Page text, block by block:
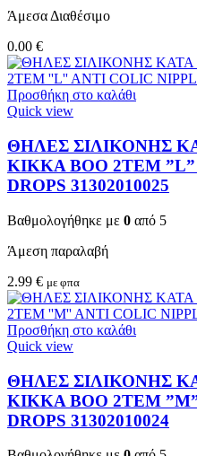
Άμεσα Διαθέσιμο
0.00 €
Προσθήκη στο καλάθι
Quick view
ΘΗΛΕΣ ΣΙΛΙΚΟΝΗΣ
KIKKA BOO 2TEM
DROPS 31302010025
Βαθμολογήθηκε με 0 από 5
Άμεση παραλαβή
2.99 € με φπα
Προσθήκη στο καλάθι
Quick view
ΘΗΛΕΣ ΣΙΛΙΚΟΝΗΣ
KIKKA BOO 2TEM
DROPS 31302010024